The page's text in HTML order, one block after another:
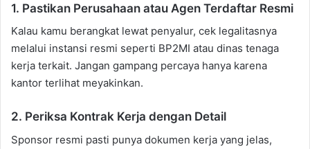
1. Pastikan Perusahaan atau Agen Terdaftar Resmi
Kalau kamu berangkat lewat penyalur, cek legalitasnya
melalui instansi resmi seperti BP2MI atau dinas tenaga
kerja terkait. Jangan gampang percaya hanya karena
kantor terlihat meyakinkan.
2. Periksa Kontrak Kerja dengan Detail
Sponsor resmi pasti punya dokumen kerja yang jelas,